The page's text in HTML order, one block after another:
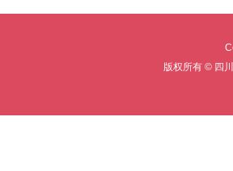
版权所有 © 四